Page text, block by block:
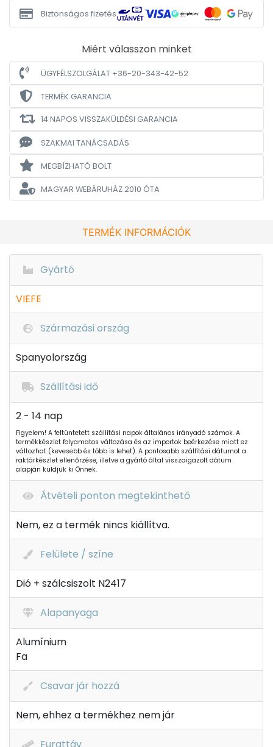
Biztonságos fizetés
Miért válasszon minket
ÜGYFÉLSZOLGÁLAT +36-20-343-42-52
TERMÉK GARANCIA
14 NAPOS VISSZAKÜLDÉSI GARANCIA
SZAKMAI TANÁCSADÁS
MEGBÍZHATÓ BOLT
MAGYAR WEBÁRUHÁZ2010 ÓTA
TERMÉK INFORMÁCIÓK
Gyártó
VIEFE
Származási ország
Spanyolország
Szállítási idő
2 - 14 nap
Figyelem! A feltüntetett szállítási napok általános irányadó számok. A
termékkészlet folyamatos változása és az importok beérkezése miatt ez
változhat (kevesebb és több is lehet). A pontosabb szállítási dátumot a
raktárkészlet ellenőrzése, illetve a gyártó által visszaigazolt dátum
alapján küldjük ki Önnek.
Átvételi ponton megtekinthető
Nem, ez a termék nincs kiállítva.
Felülete / színe
Dió + szálcsiszolt N2417
Alapanyaga
Alumínium
Fa
Csavar jár hozzá
Nem, ehhez a termékhez nem jár